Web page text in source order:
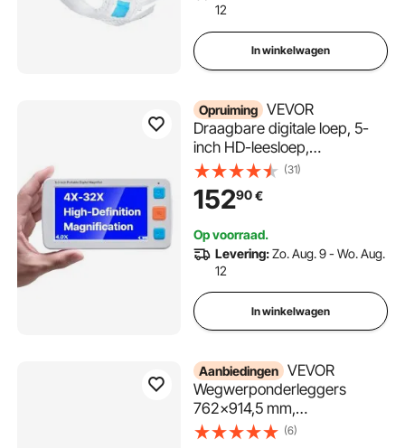
stuks)
12
In winkelwagen
Opruiming VEVOR
Draagbare digitale loep, 5-
inch HD-leesloep,
leeshulpmiddel voor
slechtzienden, 4x tot 32x
zoom, met 17 kleurmodi, AV-
handgreep, LCD-scherm met
5 helderheidsniveaus
(31)
15290€
Op voorraad.
Levering:Zo. Aug. 9 - Wo. Aug.
12
In winkelwagen
Aanbiedingen VEVOR
Wegwerponderleggers
762x914,5 mm,
Incontinentieonderleggers,
(6)